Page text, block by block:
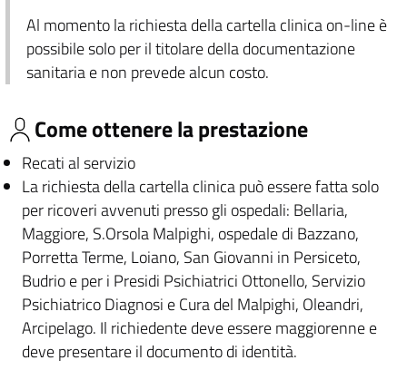
Al momento la richiesta della cartella clinica on-line è
possibile solo per il titolare della documentazione
sanitaria e non prevede alcun costo.
Come ottenere la prestazione
Recati al servizio
La richiesta della cartella clinica può essere fatta solo
per ricoveri avvenuti presso gli ospedali: Bellaria,
Maggiore, S.Orsola Malpighi, ospedale di Bazzano,
Porretta Terme, Loiano, San Giovanni in Persiceto,
Budrio e per i Presidi Psichiatrici Ottonello, Servizio
Psichiatrico Diagnosi e Cura del Malpighi, Oleandri,
Arcipelago. Il richiedente deve essere maggiorenne e
deve presentare il documento di identità.